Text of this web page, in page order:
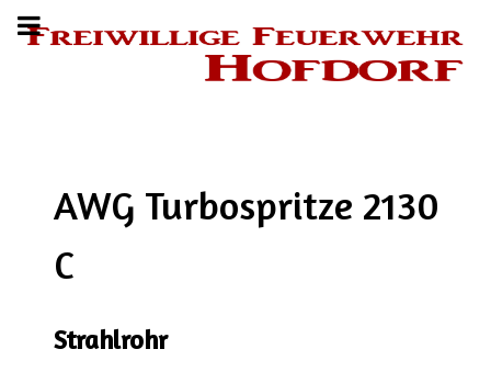
AWG Turbospritze 2130
C
Strahlrohr